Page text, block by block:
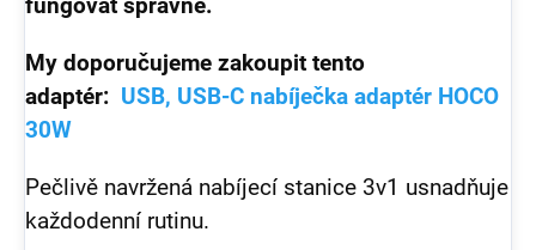
fungovat správně.
My doporučujeme zakoupit tento
adaptér: USB, USB-C nabíječka adaptér HOCO
30W
Pečlivě navržená nabíjecí stanice 3v1 usnadňuje
každodenní rutinu.